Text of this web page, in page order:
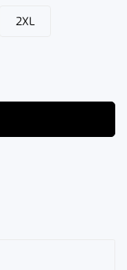
2XL